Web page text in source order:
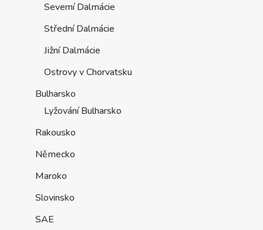
Severní Dalmácie
Střední Dalmácie
Jižní Dalmácie
Ostrovy v Chorvatsku
Bulharsko
Lyžování Bulharsko
Rakousko
Německo
Maroko
Slovinsko
SAE